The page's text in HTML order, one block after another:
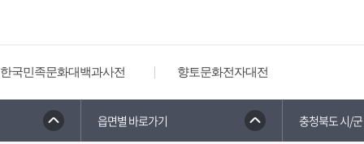
한국민족문화대백과사전 향토문화전자대전
읍면별 바로가기 충청북도 시/군